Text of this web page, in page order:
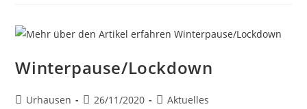
Winterpause/Lockdown
Urhausen 26/11/2020 Aktuelles